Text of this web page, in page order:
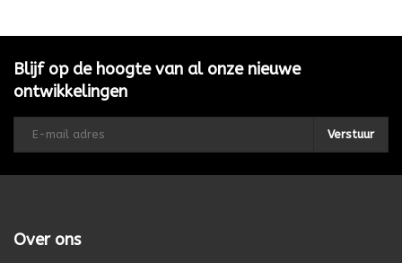
Blijf op de hoogte van al onze nieuwe
ontwikkelingen
Verstuur
Over ons